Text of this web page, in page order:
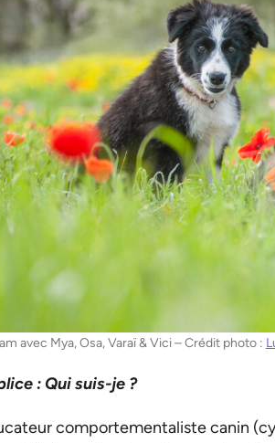
avec Mya, Osa, Varaï & Vici – Crédit photo :
: Qui suis-je ?
comportementaliste canin